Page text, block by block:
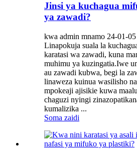
Jinsi ya kuchagua
ya zawadi?
kwa admin mnamo 24-01-05
Linapokuja suala la
karatasi wa zawadi, kuna
muhimu ya kuzingatia.Iwe
au zawadi kubwa, begi la
linaweza kuinua wasilisho
mpokeaji ajisikie kuwa
chaguzi nyingi
kumalizika ...
Soma zaidi